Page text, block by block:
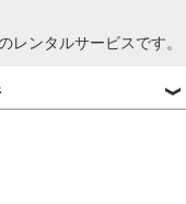
レンタルサービスです。